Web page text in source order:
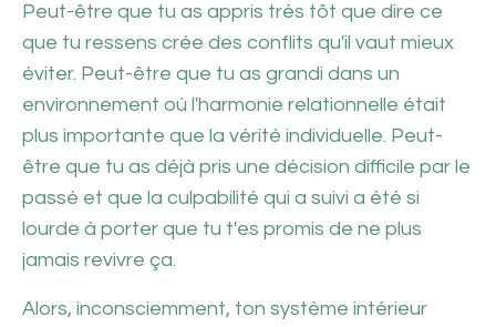
Peut-être que tu as appris très tôt que dire ce
que tu ressens crée des conflits qu'il vaut mieux
éviter. Peut-être que tu as grandi dans un
environnement où l'harmonie relationnelle était
plus importante que la vérité individuelle. Peut-
être que tu as déjà pris une décision difficile par le
passé et que la culpabilité qui a suivi a été si
lourde à porter que tu t'es promis de ne plus
jamais revivre ça.
Alors, inconsciemment, ton système intérieur